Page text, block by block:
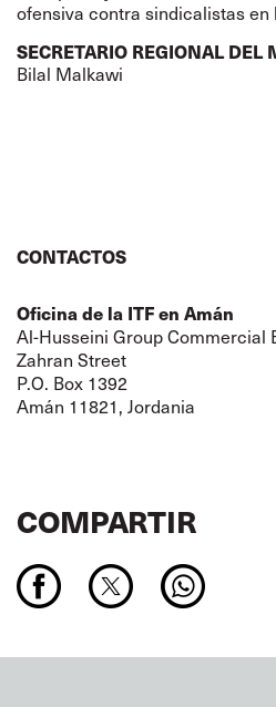
ofensiva contra sindicalistas en
SECRETARIO REGIONAL DEL
Bilal Malkawi
CONTACTOS
Oficina de la ITF en Amán
Al-Husseini Group Commercial
Zahran Street
P.O. Box 1392
Amán 11821, Jordania
COMPARTIR